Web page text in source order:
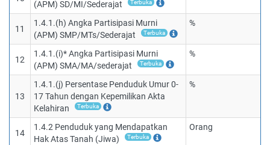
(APM) SD/MI/Sederajat
Terbuka
11
1.4.1.(h) Angka Partisipasi Murni
(APM) SMP/MTs/Sederajat
Terbuka
%
12
1.4.1.(i)* Angka Partisipasi Murni
(APM) SMA/MA/sederajat
Terbuka
%
13
1.4.1.(j) Persentase Penduduk Umur 0-
17 Tahun dengan Kepemilikan Akta
Kelahiran
Terbuka
%
14
1.4.2 Penduduk yang Mendapatkan
Hak Atas Tanah (Jiwa)
Terbuka
Orang